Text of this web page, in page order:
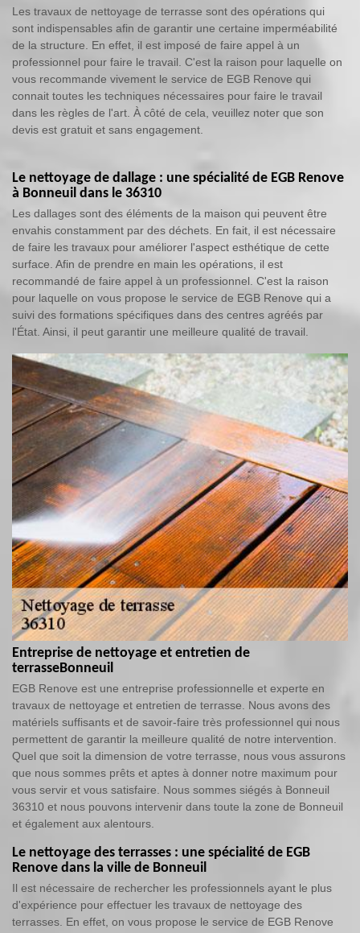
Les travaux de nettoyage de terrasse sont des opérations qui
sont indispensables afin de garantir une certaine imperméabilité
de la structure. En effet, il est imposé de faire appel à un
professionnel pour faire le travail. C'est la raison pour laquelle on
vous recommande vivement le service de EGB Renove qui
connait toutes les techniques nécessaires pour faire le travail
dans les règles de l'art. À côté de cela, veuillez noter que son
devis est gratuit et sans engagement.
Le nettoyage de dallage : une spécialité de EGB Renove
à Bonneuil dans le 36310
Les dallages sont des éléments de la maison qui peuvent être
envahis constamment par des déchets. En fait, il est nécessaire
de faire les travaux pour améliorer l'aspect esthétique de cette
surface. Afin de prendre en main les opérations, il est
recommandé de faire appel à un professionnel. C'est la raison
pour laquelle on vous propose le service de EGB Renove qui a
suivi des formations spécifiques dans des centres agréés par
l'État. Ainsi, il peut garantir une meilleure qualité de travail.
Entreprise de nettoyage et entretien de
terrasseBonneuil
EGB Renove est une entreprise professionnelle et experte en
travaux de nettoyage et entretien de terrasse. Nous avons des
matériels suffisants et de savoir-faire très professionnel qui nous
permettent de garantir la meilleure qualité de notre intervention.
Quel que soit la dimension de votre terrasse, nous vous assurons
que nous sommes prêts et aptes à donner notre maximum pour
vous servir et vous satisfaire. Nous sommes siégés à Bonneuil
36310 et nous pouvons intervenir dans toute la zone de Bonneuil
et également aux alentours.
Le nettoyage des terrasses : une spécialité de EGB
Renove dans la ville de Bonneuil
Il est nécessaire de rechercher les professionnels ayant le plus
d'expérience pour effectuer les travaux de nettoyage des
terrasses. En effet, on vous propose le service de EGB Renove